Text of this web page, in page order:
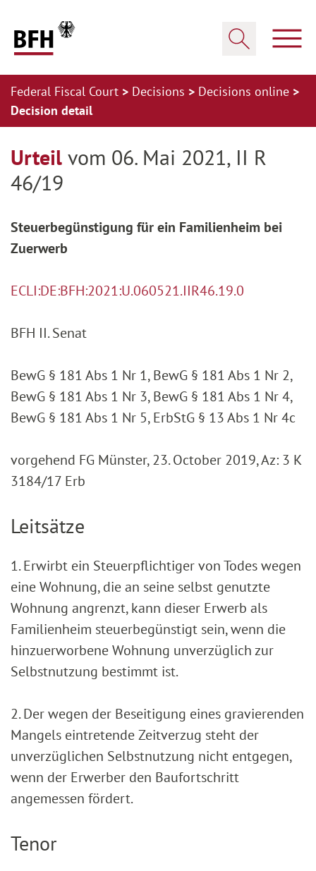
Federal Fiscal Court Decisions
Decisions online
Decision detail
Urteil vom 06. Mai 2021, II R
46/19
Steuerbegünstigung für ein Familienheim bei
Zuerwerb
ECLI:DE:BFH:2021:U.060521.IIR46.19.0
BFH II. Senat
BewG § 181 Abs 1 Nr 1, BewG § 181 Abs 1 Nr 2,
BewG § 181 Abs 1 Nr 3, BewG § 181 Abs 1 Nr 4,
BewG § 181 Abs 1 Nr 5, ErbStG § 13 Abs 1 Nr 4c
vorgehend FG Münster, 23. October 2019, Az: 3 K
3184/17 Erb
Leitsätze
1. Erwirbt ein Steuerpflichtiger von Todes wegen
eine Wohnung, die an seine selbst genutzte
Wohnung angrenzt, kann dieser Erwerb als
Familienheim steuerbegünstigt sein, wenn die
hinzuerworbene Wohnung unverzüglich zur
Selbstnutzung bestimmt ist.
2. Der wegen der Beseitigung eines gravierenden
Mangels eintretende Zeitverzug steht der
unverzüglichen Selbstnutzung nicht entgegen,
wenn der Erwerber den Baufortschritt
angemessen fördert.
Tenor